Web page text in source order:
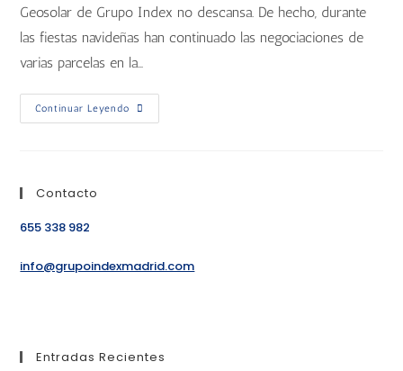
Geosolar de Grupo Index no descansa. De hecho, durante
las fiestas navideñas han continuado las negociaciones de
varias parcelas en la…
Continuar Leyendo
Contacto
655 338 982
info@grupoindexmadrid.com
Entradas Recientes